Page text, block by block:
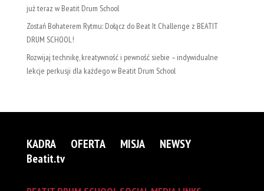
już teraz w Beatit Drum School
Zostań Bohaterem Rytmu: Dołącz do Beat It Challenge z BEATIT
DRUM SCHOOL!
Rozwijaj technikę, kreatywność i pewność siebie – indywidualne
lekcje perkusji dla każdego w Beatit Drum School
KADRA OFERTA MISJA
NEWSY
Beatit.tv